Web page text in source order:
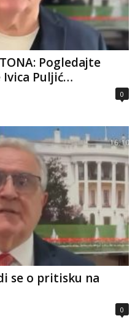
Pogledajte
Ivica Puljić…
0
se o pritisku na
0